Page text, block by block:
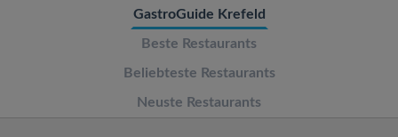
GastroGuide Krefeld
Beste Restaurants
Beliebteste Restaurants
Neuste Restaurants